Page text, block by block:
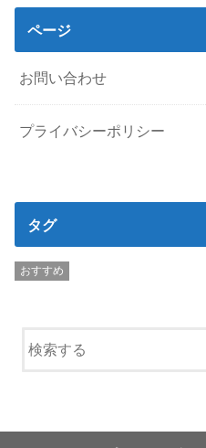
ページ
お問い合わせ
プライバシーポリシー
タグ
おすすめ